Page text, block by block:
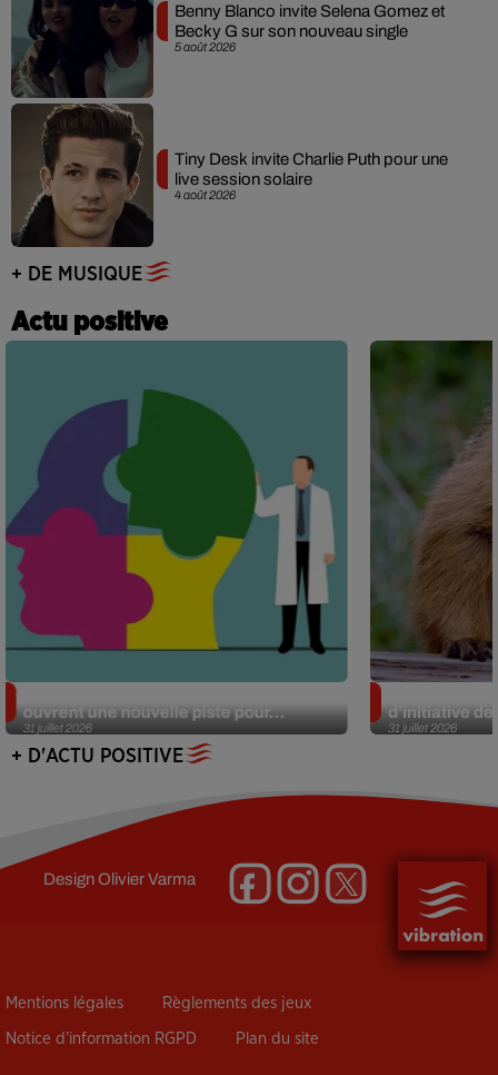
5 août 2026
Benny Blanco invite Selena Gomez et
Becky G sur son nouveau single
4 août 2026
Tiny Desk invite Charlie Puth pour une
live session solaire
+ DE MUSIQUE
Actu positive
31 juillet 2026
ouvrent une nouvelle piste pour...
31 juillet 2026
d’initiative
+ D'ACTU POSITIVE
DesignOlivier Varma
Mentions légales Règlements des jeux
Notice d’information RGPD Plan du site